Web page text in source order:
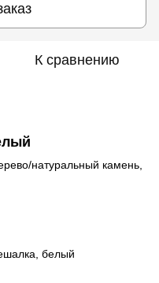
К сравнению
натуральный камень,
белый